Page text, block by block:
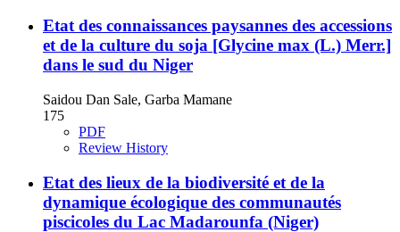
Etat des connaissances paysannes des accessions
et de la culture du soja [Glycine max (L.) Merr.]
dans le sud du Niger
Saidou Dan Sale, Garba Mamane
175
PDF
Review History
Etat des lieux de la biodiversité et de la
dynamique écologique des communautés
piscicoles du Lac Madarounfa (Niger)